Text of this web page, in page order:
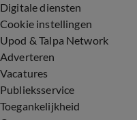
Digitale diensten
Cookie instellingen
Upod & Talpa Network
Adverteren
Vacatures
Publieksservice
Toegankelijkheid